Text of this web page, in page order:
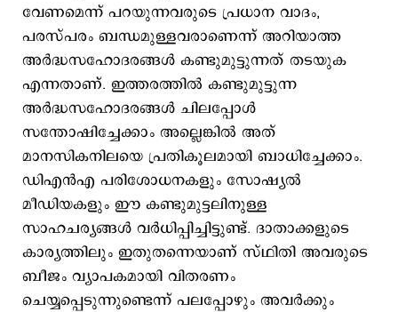
വേണമെന്ന് പറയുന്നവരുടെ പ്രധാന വാദം,
പരസ്പരം ബന്ധമുള്ളവരാണെന്ന് അറിയാത്ത
അർദ്ധസഹോദരങ്ങൾ കണ്ടുമുട്ടുന്നത് തടയുക
എന്നതാണ്. ഇത്തരത്തില്‍ കണ്ടുമുട്ടുന്ന
അർദ്ധസഹോദരങ്ങൾ ചിലപ്പോള്‍
സന്തോഷിച്ചേക്കാം അല്ലെങ്കില്‍ അത്
മാനസികനിലയെ പ്രതികൂലമായി ബാധിച്ചേക്കാം.
ഡിഎൻഎ പരിശോധനകളും സോഷ്യൽ
മീഡിയകളും ഈ കണ്ടുമുട്ടലിനുള്ള
സാഹചര്യങ്ങള്‍ വര്‍ധിപ്പിച്ചിട്ടുണ്ട്. ദാതാക്കളുടെ
കാര്യത്തിലും ഇതുതന്നെയാണ് സ്ഥിതി അവരുടെ
ബീജം വ്യാപകമായി വിതരണം
ചെയ്യപ്പെടുന്നുണ്ടെന്ന് പലപ്പോഴും അവർക്കും